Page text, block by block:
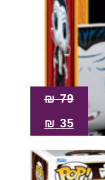
79
₪
35
₪